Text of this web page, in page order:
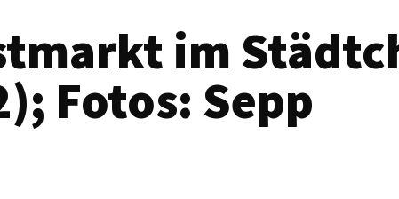
im
Fotos: Sepp